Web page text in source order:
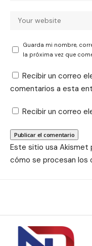
Guarda mi nombre,
la próxima vez que
Recibir un correo
comentarios a esta
Recibir un correo
Este sitio usa Akismet
cómo se procesan los